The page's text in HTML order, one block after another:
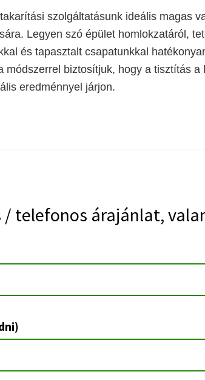
szolgáltatásunk ideális magas
Legyen szó épület homlokzatáról,
és tapasztalt csapatunkkal
módszerrel biztosítjuk, hogy a tisztítás
eredménnyel járjon.
/ telefonos árajánlat,